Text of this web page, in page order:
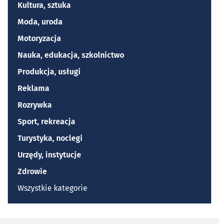
Kultura, sztuka
Moda, uroda
Motoryzacja
Nauka, edukacja, szkolnictwo
Produkcja, usługi
Reklama
Rozrywka
Sport, rekreacja
Turystyka, noclegi
Urzędy, instytucje
Zdrowie
Wszystkie kategorie